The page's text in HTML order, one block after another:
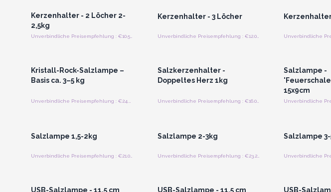
Kerzenhalter - 2 Löcher 2-
2,5kg
Kerzenhalter - 3 Löcher
Unverbindliche Preisempfehlung : €12.00/Stück
Kristall-Rock-Salzlampe –
Basis ca. 3–5 kg
Salzkerzenhalter -
Doppeltes Herz 1kg
Unverbindliche Preisempfehlung : €16.00/kus
Salzlampe -
15x9cm
Salzlampe 1,5-2kg Salzlampe 2-3kg
Unverbindliche Preisempfehlung : €23.25/Stück
Salzlampe
USB-Salzlampe - 11,5 cm
USB-Salzlampe - 11,5 cm
USB-